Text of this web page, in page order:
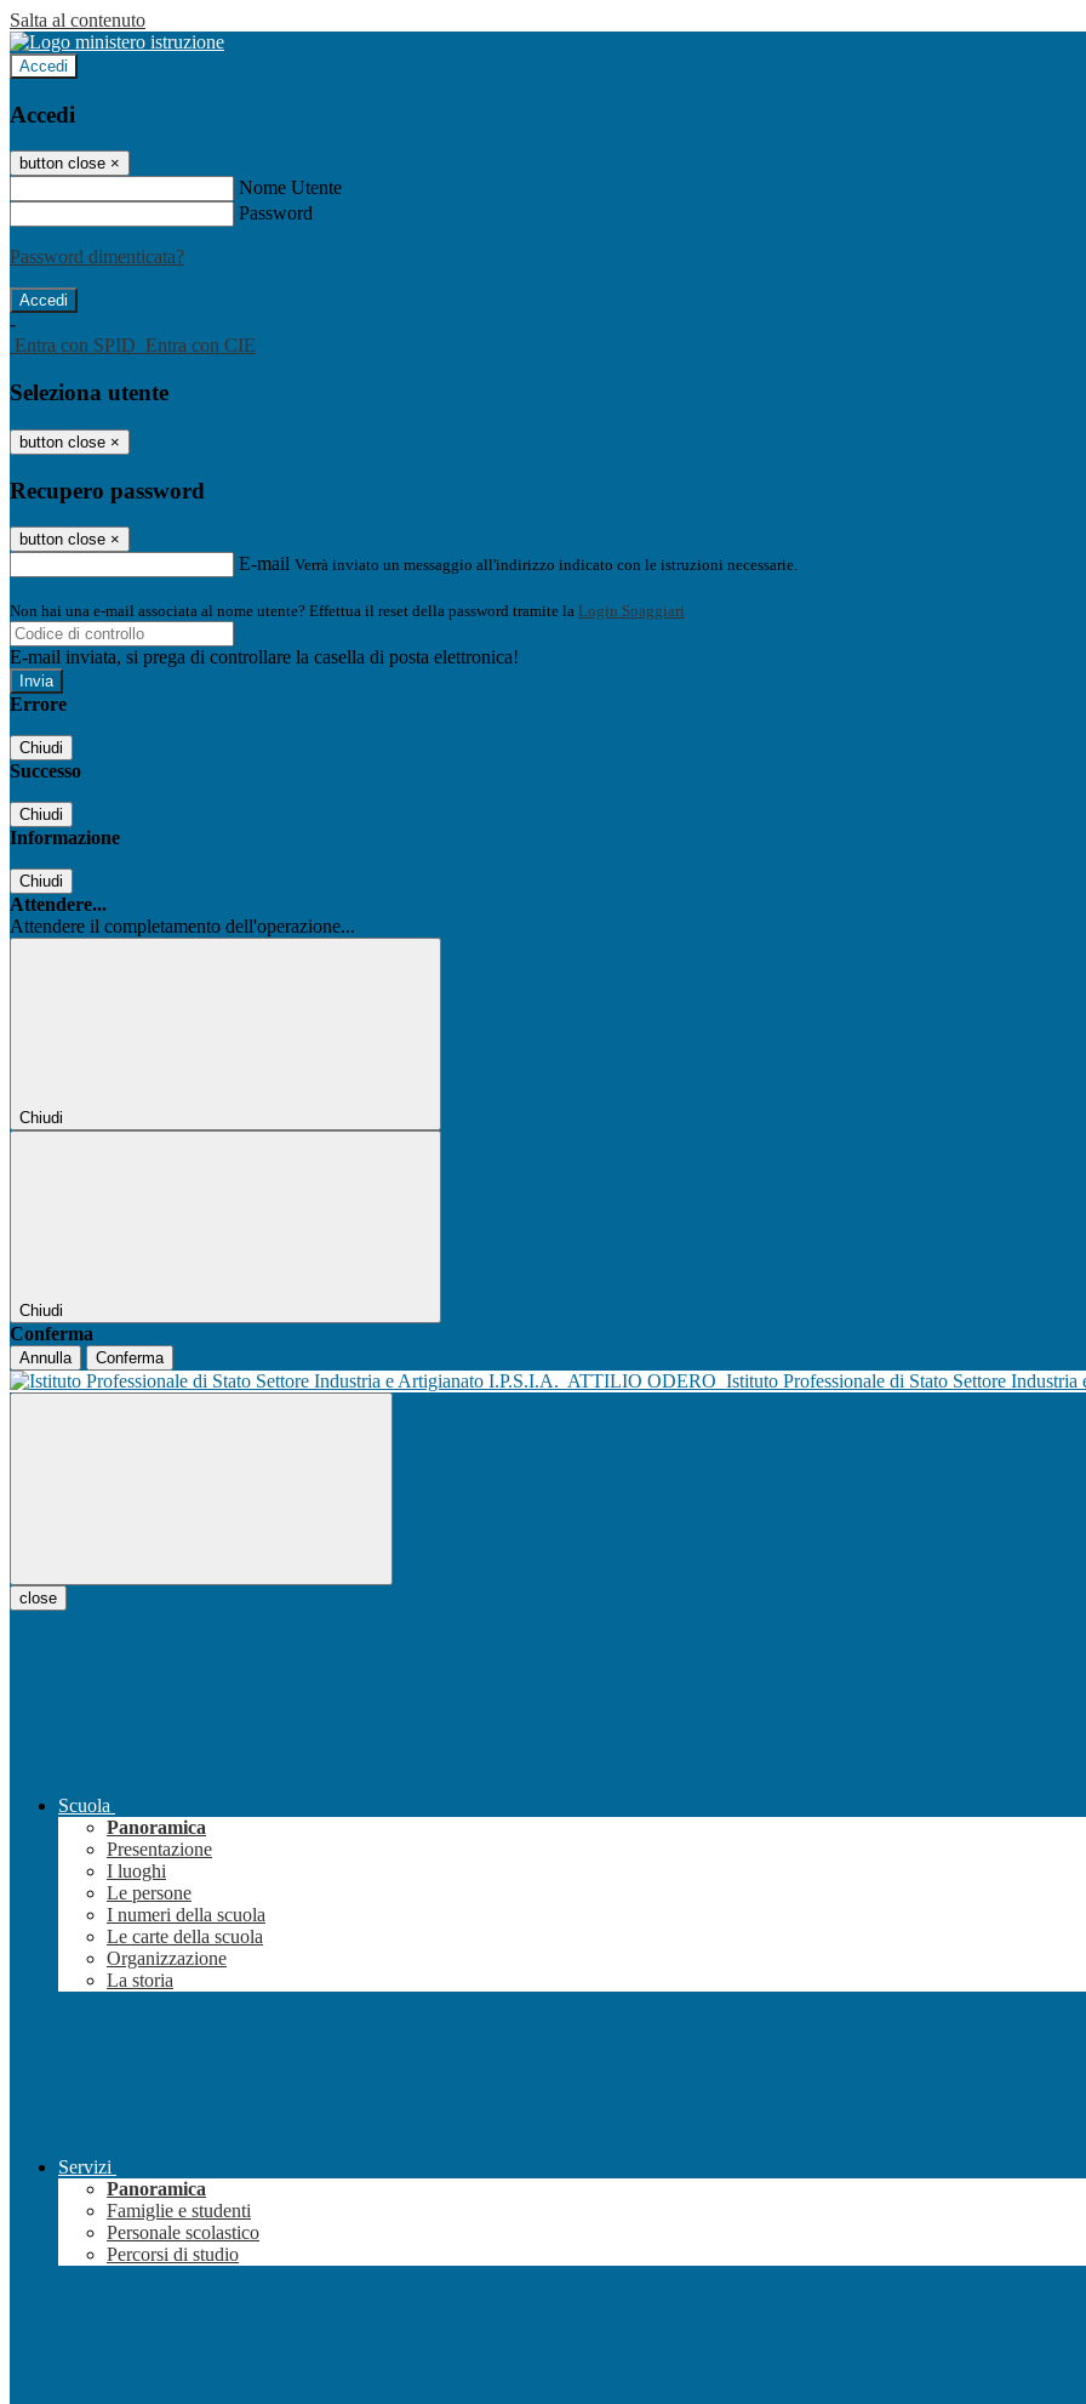
Salta al contenuto
Accedi
Accedi
button close ×
Nome Utente
Password
Password dimenticata?
-
Entra con SPID Entra con CIE
Seleziona utente
button close ×
Recupero password
button close ×
E-mail Verrà inviato un messaggio all'indirizzo indicato con le istruzioni necessarie.
Non hai una e-mail associata al nome utente? Effettua il reset della password tramite la Login Spaggiari
E-mail inviata, si prega di controllare la casella di posta elettronica!
Errore
Chiudi
Successo
Chiudi
Informazione
Chiudi
Attendere...
Attendere il completamento dell'operazione...
Chiudi
Chiudi
Conferma
Annulla Conferma
I.P.S.I.A. ATTILIO ODERO Istituto Professionale di Stato Settore Industria
close
Scuola
Panoramica
Presentazione
I luoghi
Le persone
I numeri della scuola
Le carte della scuola
Organizzazione
La storia
Servizi
Panoramica
Famiglie e studenti
Personale scolastico
Percorsi di studio